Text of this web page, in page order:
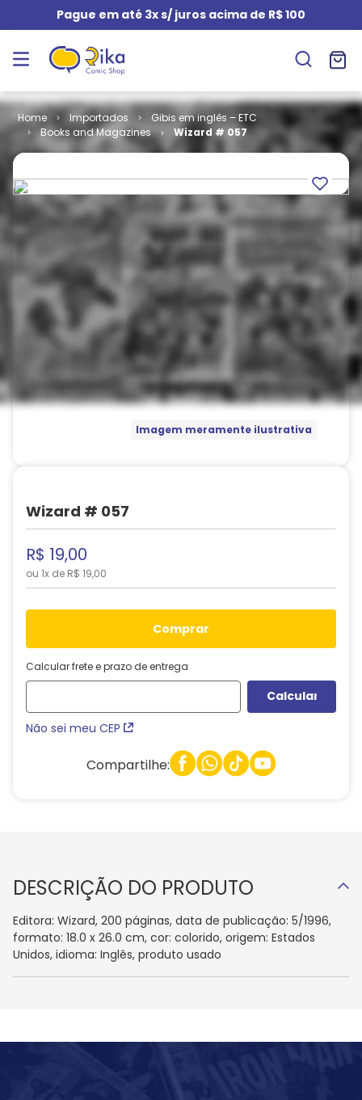
Pague em até 3x s/ juros acima de R$ 100
Importados
Gibis em inglês – ETC
Books and Magazines
Wizard # 057
Imagem meramente ilustrativa
Wizard # 057
R$ 19,00
ou 1x de R$ 19,00
comprar
Calcular frete e prazo de entrega
Não sei meu CEP
Compartilhe:
DESCRIÇÃO DO PRODUTO
Editora: Wizard, 200 páginas, data de publicação: 5/1996,
formato: 18.0 x 26.0 cm, cor: colorido, origem: Estados
Unidos, idioma: Inglês, produto usado